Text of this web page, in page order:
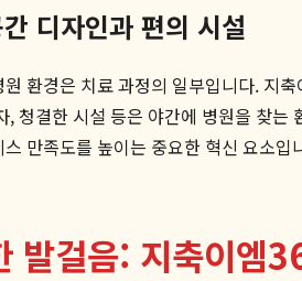
디자인과 편의 시설
환경은 치료 과정의 일부입니다. 지
, 청결한 시설 등은 야간에 병원을 찾
만족도를 높이는 중요한 혁신 요소
발걸음: 지축이엠